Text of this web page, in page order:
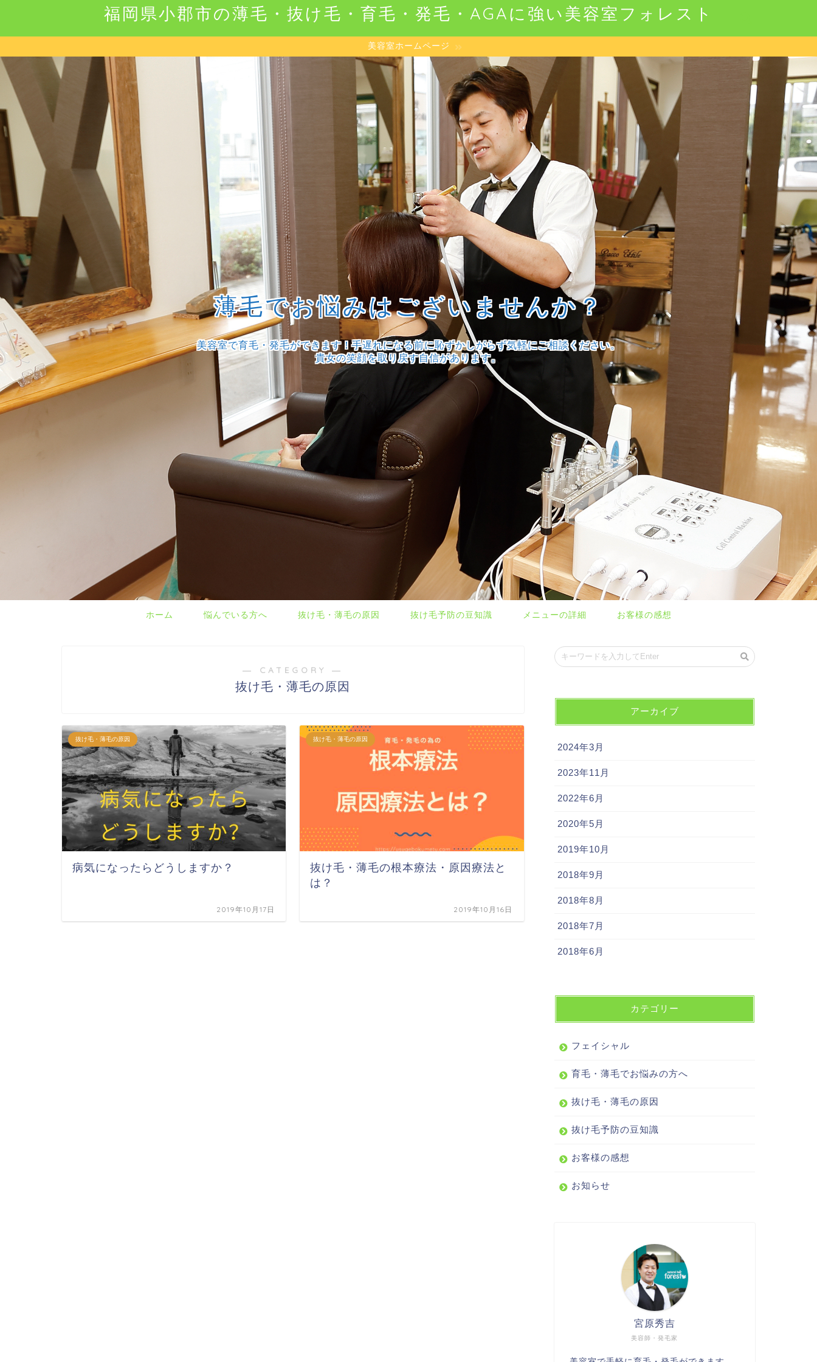
福岡県小郡市の薄毛・抜け毛・育毛・発毛・AGAに強い美容室フォレスト
美容室ホームページ
薄毛でお悩みはございませんか？
美容室で育毛・発毛ができます！手遅れになる前に恥ずかしがらず気軽にご相談ください。
貴女の笑顔を取り戻す自信があります。
ホーム 悩んでいる方へ 抜け毛・薄毛の原因 抜け毛予防の豆知識 メニューの詳細 お客様の感想
― CATEGORY ―
抜け毛・薄毛の原因
抜け毛・薄毛の原因
病気になったらどうしますか？
2019年10月17日
抜け毛・薄毛の原因
抜け毛・薄毛の根本療法・原因療法と
は？
2019年10月16日
アーカイブ
2024年3月
2023年11月
2022年6月
2020年5月
2019年10月
2018年9月
2018年8月
2018年7月
2018年6月
カテゴリー
フェイシャル
育毛・薄毛でお悩みの方へ
抜け毛・薄毛の原因
抜け毛予防の豆知識
お客様の感想
お知らせ
美容師・発毛家
宮原秀吉